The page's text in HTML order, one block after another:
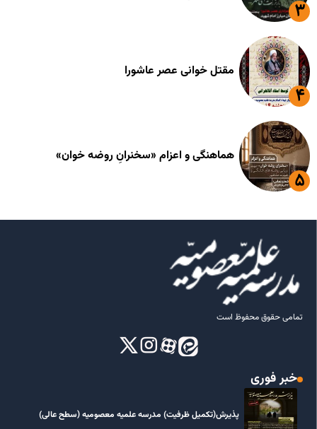
مقتل خوانی عصر عاشورا
هماهنگی و اعزام «سخنرانِ روضه خوان»
تمامی حقوق محفوظ است
خبر فوری
پذیرش(تکمیل ظرفیت) مدرسه علمیه معصومیه‌ (سطح عالی)